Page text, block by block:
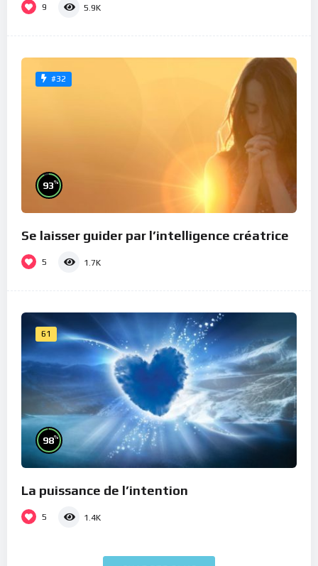
9 5.9K
#32
93%
Se laisser guider par l’intelligence créatrice
5 1.7K
61
98%
La puissance de l’intention
5 1.4K